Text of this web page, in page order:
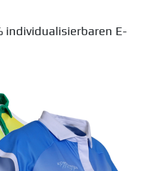
individualisierbaren E-